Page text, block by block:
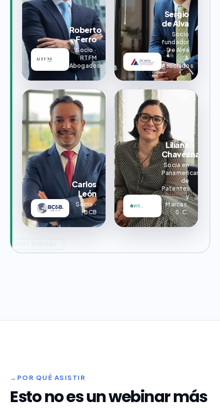
Roberto
Ferro
Socio ·
RTFM
Abogados
Sergio
de Alva
Socio
fundador
· De Alva
&
Asociados
Carlos
León
Socio ·
BCB
Liliana
Chaveznava
Socia en
Panamericana
de
Patentes
y
Marcas,
S.C.
IMPI DIGITAL
POR QUÉ ASISTIR
Esto no es un webinar más